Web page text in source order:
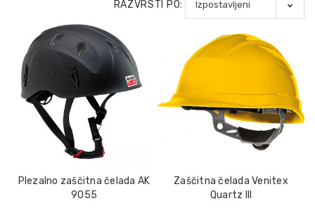
Natikač Loksse Lo Hill
47,93€
Sprej Klüber Altemp Q
NB 50
110,02€
2
7,20€ - 14,14€
Mazivo UN-
22,63€
RAZVRSTI PO:
Plezalno zaščitna čelada AK
9055
Zaščitna čelada Venitex
Quartz III